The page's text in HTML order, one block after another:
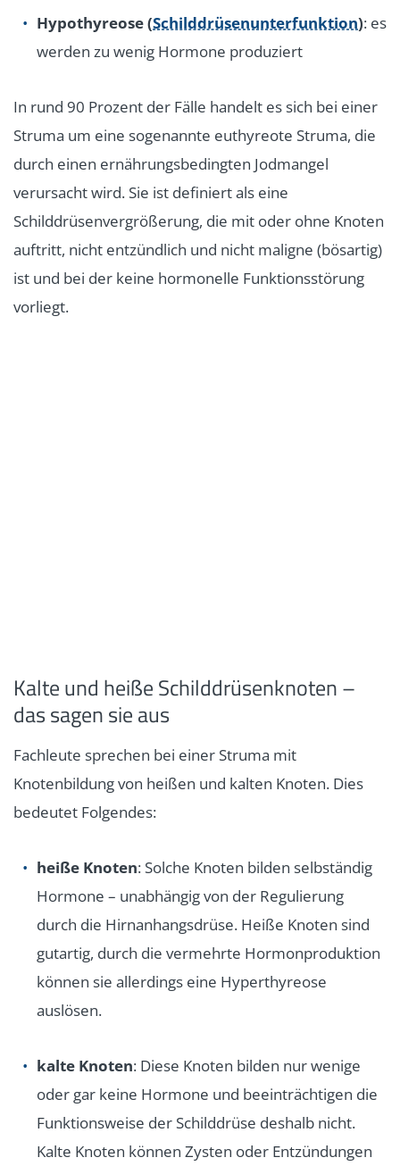
Hypothyreose (Schilddrüsenunterfunktion): es
werden zu wenig Hormone produziert
In rund 90 Prozent der Fälle handelt es sich bei einer
Struma um eine sogenannte euthyreote Struma, die
durch einen ernährungsbedingten Jodmangel
verursacht wird. Sie ist definiert als eine
Schilddrüsenvergrößerung, die mit oder ohne Knoten
auftritt, nicht entzündlich und nicht maligne (bösartig)
ist und bei der keine hormonelle Funktionsstörung
vorliegt.
Kalte und heiße Schilddrüsenknoten –
das sagen sie aus
Fachleute sprechen bei einer Struma mit
Knotenbildung von heißen und kalten Knoten. Dies
bedeutet Folgendes:
heiße Knoten: Solche Knoten bilden selbständig
Hormone – unabhängig von der Regulierung
durch die Hirnanhangsdrüse. Heiße Knoten sind
gutartig, durch die vermehrte Hormonproduktion
können sie allerdings eine Hyperthyreose
auslösen.
kalte Knoten: Diese Knoten bilden nur wenige
oder gar keine Hormone und beeinträchtigen die
Funktionsweise der Schilddrüse deshalb nicht.
Kalte Knoten können Zysten oder Entzündungen